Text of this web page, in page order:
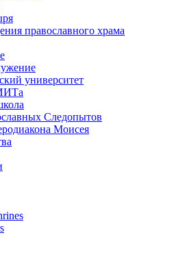
православного храма
университет
Следопытов
Моисея